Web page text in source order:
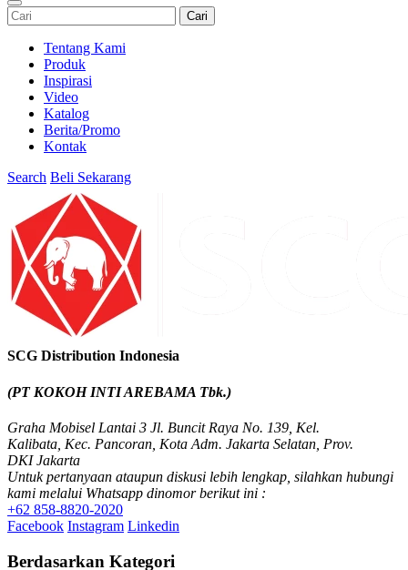
Cari
Tentang Kami
Produk
Inspirasi
Video
Katalog
Berita/Promo
Kontak
Search Beli Sekarang
SCG Distribution Indonesia
(PT KOKOH INTI AREBAMA Tbk.)
Graha Mobisel Lantai 3 Jl. Buncit Raya No. 139, Kel.
Kalibata, Kec. Pancoran, Kota Adm. Jakarta Selatan, Prov.
DKI Jakarta
Untuk pertanyaan ataupun diskusi lebih lengkap, silahkan hubungi
kami melalui Whatsapp dinomor berikut ini :
+62 858-8820-2020
Facebook Instagram Linkedin
Berdasarkan Kategori